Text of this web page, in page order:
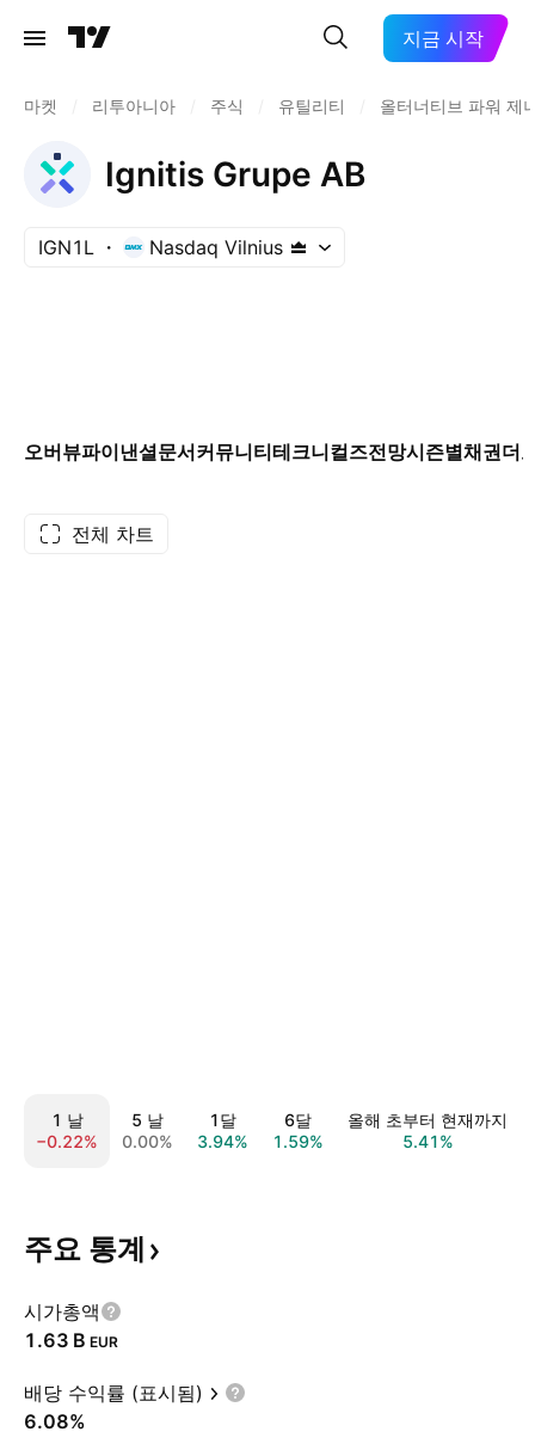
지금 시작
마켓 리투아니아 주식 유틸리티 올터너티브 파워 제
Ignitis Grupe AB
IGN1L Nasdaq Vilnius
오버뷰파이낸셜문서커뮤니티테크니컬즈전망시즌별채권더
전체 차트
1 날
−0.22%
5 날
0.00%
1달
3.94%
6달
1.59%
올해 초부터 현재까지
5.41%
주요 통계
시가총액
‪1.63 B‬ EUR
배당 수익률 (표시됨)
6.08%